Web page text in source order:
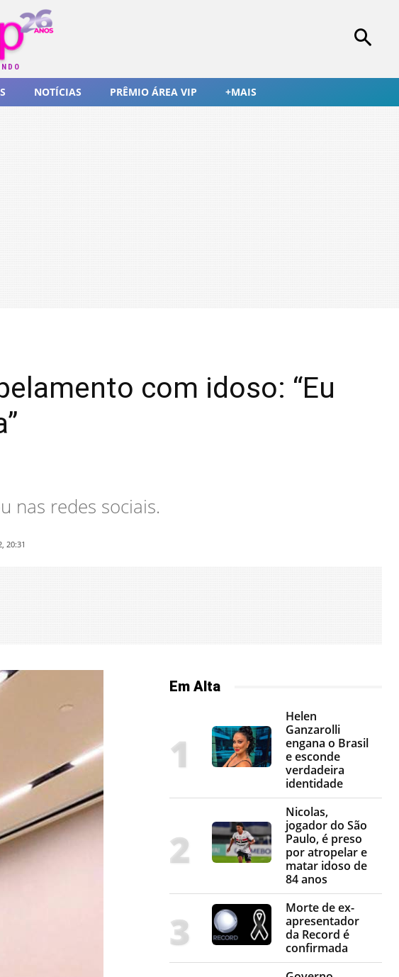
NOTÍCIAS PRÊMIO ÁREA VIP +MAIS
com idoso: “Eu
nas redes sociais.
20:31
Em Alta
Helen
Ganzarolli
engana o Brasil
e esconde
verdadeira
identidade
Nicolas,
jogador do São
Paulo, é preso
por atropelar e
matar idoso de
84 anos
Morte de ex-
apresentador
da Record é
confirmada